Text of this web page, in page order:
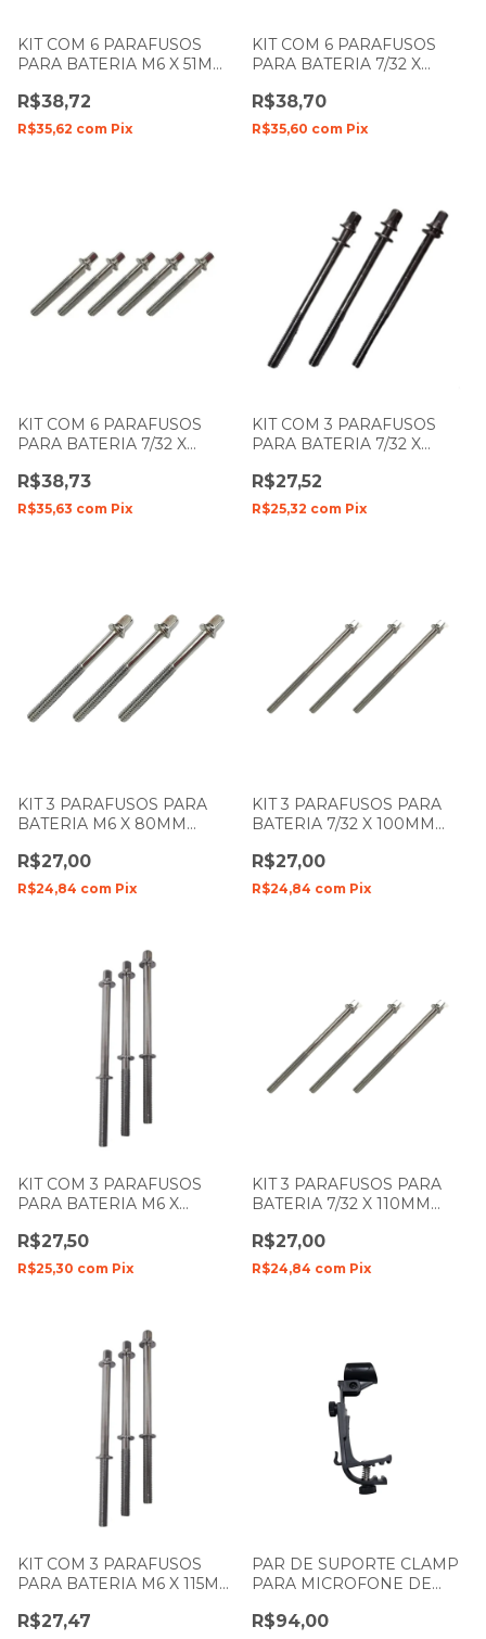
KIT COM 6 PARAFUSOS
PARA BATERIA M6 X 51MM
R$38,72
R$35,62 com Pix
KIT COM 6 PARAFUSOS
PARA BATERIA 7/32 X
R$38,70
R$35,60 com Pix
KIT COM 6 PARAFUSOS
PARA BATERIA 7/32 X
R$38,73
R$35,63 com Pix
KIT COM 3 PARAFUSOS
PARA BATERIA 7/32 X
R$27,52
R$25,32 com Pix
KIT 3 PARAFUSOS PARA
BATERIA M6 X 80MM
R$27,00
R$24,84 com Pix
KIT 3 PARAFUSOS PARA
BATERIA 7/32 X 100MM
R$27,00
R$24,84 com Pix
KIT COM 3 PARAFUSOS
PARA BATERIA M6 X
R$27,50
R$25,30 com Pix
KIT 3 PARAFUSOS PARA
BATERIA 7/32 X 110MM
R$27,00
R$24,84 com Pix
KIT COM 3 PARAFUSOS
PARA BATERIA M6 X 115MM
R$27,47
PAR DE SUPORTE CLAMP
PARA MICROFONE DE
R$94,00